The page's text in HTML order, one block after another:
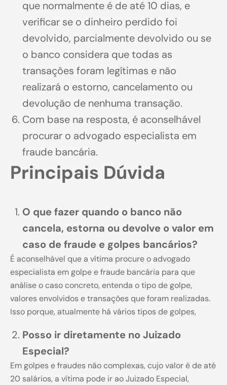
que normalmente é de até 10 dias, e
verificar se o dinheiro perdido foi
devolvido, parcialmente devolvido ou se
o banco considera que todas as
transações foram legítimas e não
realizará o estorno, cancelamento ou
devolução de nenhuma transação.
Com base na resposta, é aconselhável
procurar o advogado especialista em
fraude bancária.
Principais Dúvida
O que fazer quando o banco não
cancela, estorna ou devolve o valor em
caso de fraude e golpes bancários?
É aconselhável que a vítima procure o advogado
especialista em golpe e fraude bancária para que
análise o caso concreto, entenda o tipo de golpe,
valores envolvidos e transações que foram realizadas.
Isso porque, atualmente há vários tipos de golpes,
Posso ir diretamente no Juizado
Especial?
Em golpes e fraudes não complexas, cujo valor é de até
20 salários, a vítima pode ir ao Juizado Especial,